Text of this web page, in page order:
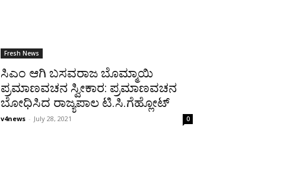
Fresh News
ಸಿಎಂ ಆಗಿ ಬಸವರಾಜ ಬೊಮ್ಮಾಯಿ
ಪ್ರಮಾಣವಚನ ಸ್ವೀಕಾರ: ಪ್ರಮಾಣವಚನ
ಬೋಧಿಸಿದ ರಾಜ್ಯಪಾಲ ಟಿ.ಸಿ.ಗೆಹ್ಲೋಟ್
v4news - July 28, 2021 0